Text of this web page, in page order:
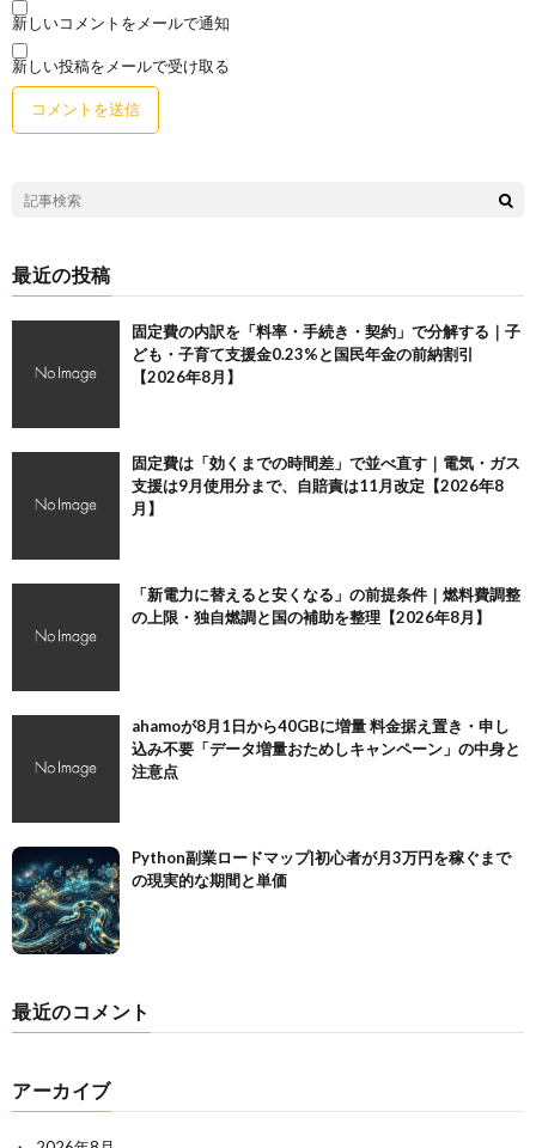
新しいコメントをメールで通知
新しい投稿をメールで受け取る
最近の投稿
固定費の内訳を「料率・手続き・契約」で分解する｜子
ども・子育て支援金0.23%と国民年金の前納割引
【2026年8月】
固定費は「効くまでの時間差」で並べ直す｜電気・ガス
支援は9月使用分まで、自賠責は11月改定【2026年8
月】
「新電力に替えると安くなる」の前提条件｜燃料費調整
の上限・独自燃調と国の補助を整理【2026年8月】
ahamoが8月1日から40GBに増量 料金据え置き・申し
込み不要「データ増量おためしキャンペーン」の中身と
注意点
Python副業ロードマップ|初心者が月3万円を稼ぐまで
の現実的な期間と単価
最近のコメント
アーカイブ